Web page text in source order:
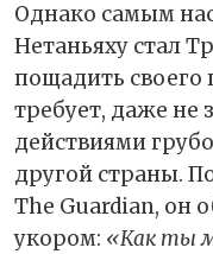
Однако самым
Нетаньяху стал
пощадить своего
требует, даже не
действиями
другой страны.
The Guardian, он
укором: «Как ты